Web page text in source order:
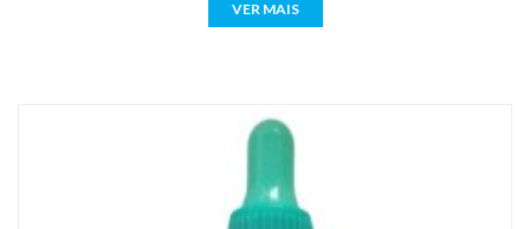
VER MAIS